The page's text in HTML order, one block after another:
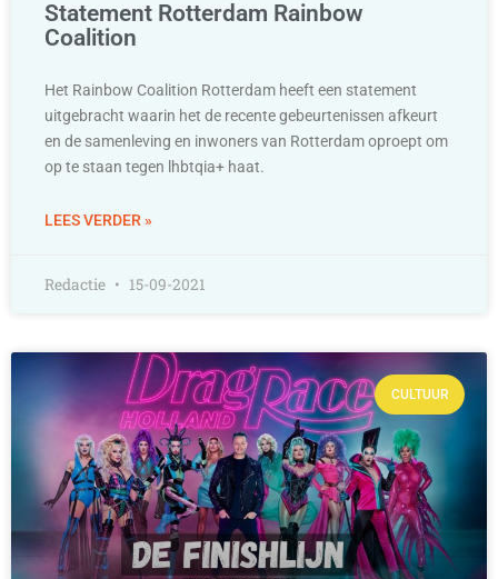
Statement Rotterdam Rainbow
Coalition
Het Rainbow Coalition Rotterdam heeft een statement
uitgebracht waarin het de recente gebeurtenissen afkeurt
en de samenleving en inwoners van Rotterdam oproept om
op te staan tegen lhbtqia+ haat.
LEES VERDER »
Redactie 15-09-2021
CULTUUR